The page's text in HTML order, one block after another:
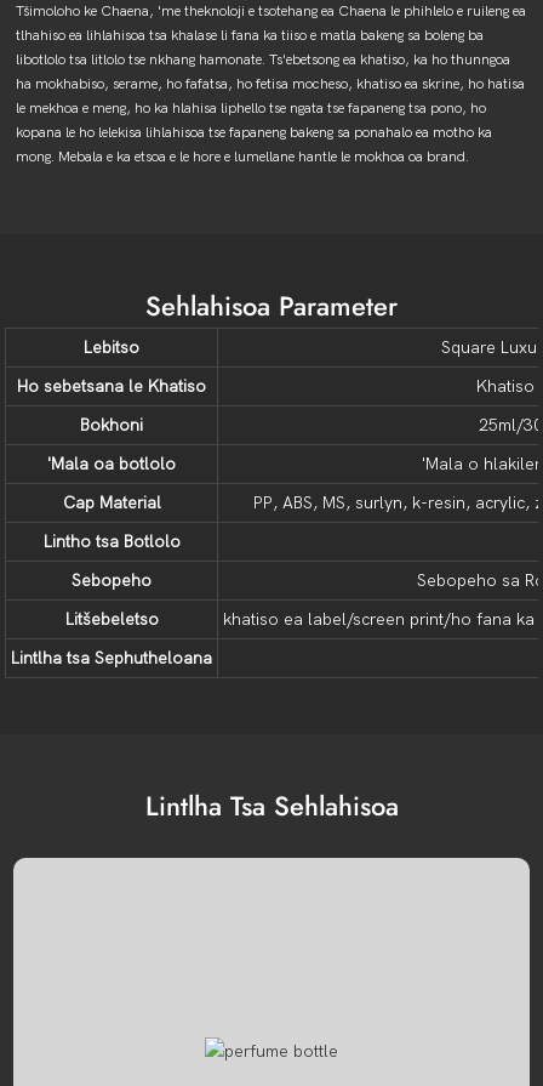
Tšimoloho ke Chaena, 'me theknoloji e tsotehang ea Chaena le phihlelo e ruileng ea
tlhahiso ea lihlahisoa tsa khalase li fana ka tiiso e matla bakeng sa boleng ba
libotlolo tsa litlolo tse nkhang hamonate. Ts'ebetsong ea khatiso, ka ho thunngoa
ha mokhabiso, serame, ho fafatsa, ho fetisa mocheso, khatiso ea skrine, ho hatisa
le mekhoa e meng, ho ka hlahisa liphello tse ngata tse fapaneng tsa pono, ho
kopana le ho lelekisa lihlahisoa tse fapaneng bakeng sa ponahalo ea motho ka
mong. Mebala e ka etsoa e le hore e lumellane hantle le mokhoa oa brand.
Sehlahisoa Parameter
Lebitso
Square
Ho sebetsana le Khatiso
Khatiso
Bokhoni
25ml/
'Mala oa botlolo
'Mala o
Cap Material
PP, ABS, MS, surlyn, k-resin,
Lintho tsa Botlolo
Sebopeho
Sebopeho sa
Litšebeletso
khatiso ea label/screen print/ho fana
Lintlha tsa Sephutheloana
Lintlha Tsa Sehlahisoa